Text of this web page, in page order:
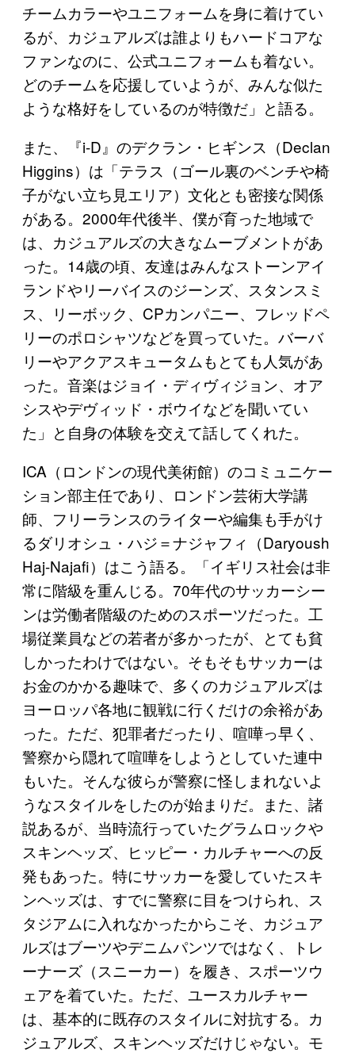
チームカラーやユニフォームを身に着けてい
るが、カジュアルズは誰よりもハードコアな
ファンなのに、公式ユニフォームも着ない。
どのチームを応援していようが、みんな似た
ような格好をしているのが特徴だ」と語る。
また、『i-D』のデクラン・ヒギンス（Declan
Higgins）は「テラス（ゴール裏のベンチや椅
子がない立ち見エリア）文化とも密接な関係
がある。2000年代後半、僕が育った地域で
は、カジュアルズの大きなムーブメントがあ
った。14歳の頃、友達はみんなストーンアイ
ランドやリーバイスのジーンズ、スタンスミ
ス、リーボック、CPカンパニー、フレッドペ
リーのポロシャツなどを買っていた。バーバ
リーやアクアスキュータムもとても人気があ
った。音楽はジョイ・ディヴィジョン、オア
シスやデヴィッド・ボウイなどを聞いてい
た」と自身の体験を交えて話してくれた。
ICA（ロンドンの現代美術館）のコミュニケー
ション部主任であり、ロンドン芸術大学講
師、フリーランスのライターや編集も手がけ
るダリオシュ・ハジ＝ナジャフィ（Daryoush
Haj-Najafi）はこう語る。「イギリス社会は非
常に階級を重んじる。70年代のサッカーシー
ンは労働者階級のためのスポーツだった。工
場従業員などの若者が多かったが、とても貧
しかったわけではない。そもそもサッカーは
お金のかかる趣味で、多くのカジュアルズは
ヨーロッパ各地に観戦に行くだけの余裕があ
った。ただ、犯罪者だったり、喧嘩っ早く、
警察から隠れて喧嘩をしようとしていた連中
もいた。そんな彼らが警察に怪しまれないよ
うなスタイルをしたのが始まりだ。また、諸
説あるが、当時流行っていたグラムロックや
スキンヘッズ、ヒッピー・カルチャーへの反
発もあった。特にサッカーを愛していたスキ
ンヘッズは、すでに警察に目をつけられ、ス
タジアムに入れなかったからこそ、カジュア
ルズはブーツやデニムパンツではなく、トレ
ーナーズ（スニーカー）を履き、スポーツウ
ェアを着ていた。ただ、ユースカルチャー
は、基本的に既存のスタイルに対抗する。カ
ジュアルズ、スキンヘッズだけじゃない。モ